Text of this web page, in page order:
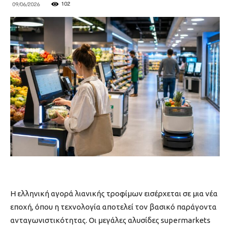
09/06/2026 102
Η ελληνική αγορά λιανικής τροφίμων εισέρχεται σε μια νέα
εποχή, όπου η τεχνολογία αποτελεί τον βασικό παράγοντα
ανταγωνιστικότητας. Οι μεγάλες αλυσίδες supermarkets